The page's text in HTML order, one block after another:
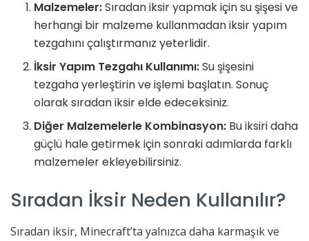
Malzemeler:Sıradan iksir yapmak için su şişesi ve
herhangi bir malzeme kullanmadan iksir yapım
tezgahını çalıştırmanız yeterlidir.
İksir Yapım Tezgahı Kullanımı:Su şişesini
tezgaha yerleştirin ve işlemi başlatın. Sonuç
olarak sıradan iksir elde edeceksiniz.
Diğer Malzemelerle Kombinasyon: Bu iksiri daha
güçlü hale getirmek için sonraki adımlarda farklı
malzemeler ekleyebilirsiniz.
Sıradan İksir Neden Kullanılır?
Sıradan iksir, Minecraft’ta yalnızca daha karmaşık ve